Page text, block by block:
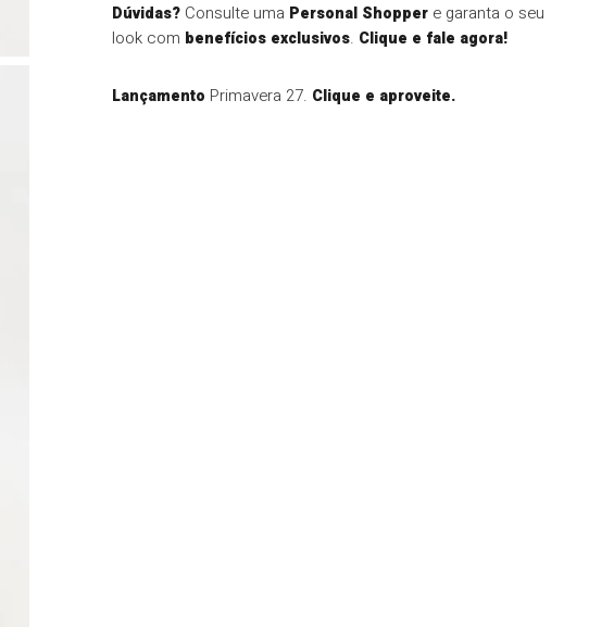
Dúvidas?Consulte uma Personal Shoppere garanta o seu
look com benefícios exclusivos. Clique e fale agora!
Lançamento Primavera 27. Clique e aproveite.